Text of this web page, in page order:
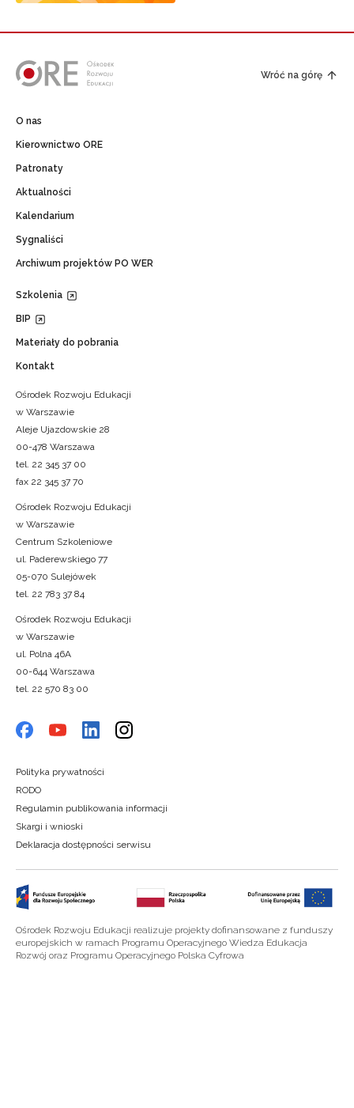
Wróć na górę
O nas
Kierownictwo ORE
Patronaty
Aktualności
Kalendarium
Sygnaliści
Archiwum projektów PO WER
Szkolenia
BIP
Materiały do pobrania
Kontakt
Ośrodek Rozwoju Edukacji
w Warszawie
Aleje Ujazdowskie 28
00-478 Warszawa
tel. 22 345 37 00
fax 22 345 37 70
Ośrodek Rozwoju Edukacji
w Warszawie
Centrum Szkoleniowe
ul. Paderewskiego 77
05-070 Sulejówek
tel. 22 783 37 84
Ośrodek Rozwoju Edukacji
w Warszawie
ul. Polna 46A
00-644 Warszawa
tel. 22 570 83 00
Polityka prywatności
RODO
Regulamin publikowania informacji
Skargi i wnioski
Deklaracja dostępności serwisu
Ośrodek Rozwoju Edukacji realizuje projekty dofinansowane z funduszy
europejskich w ramach Programu Operacyjnego Wiedza Edukacja
Rozwój oraz Programu Operacyjnego Polska Cyfrowa